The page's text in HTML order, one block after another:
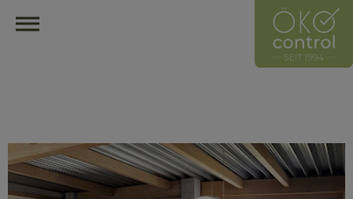
ÜBERBLICK
ÜBER UNS
UNSER LEITZEICHEN